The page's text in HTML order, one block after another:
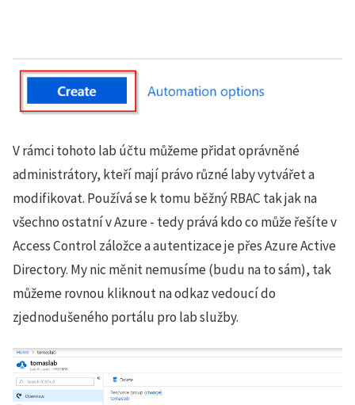
V rámci tohoto lab účtu můžeme přidat oprávněné
administrátory, kteří mají právo různé laby vytvářet a
modifikovat. Používá se k tomu běžný RBAC tak jak na
všechno ostatní v Azure - tedy prává kdo co může řešíte v
Access Control záložce a autentizace je přes Azure Active
Directory. My nic měnit nemusíme (budu na to sám), tak
můžeme rovnou kliknout na odkaz vedoucí do
zjednodušeného portálu pro lab služby.